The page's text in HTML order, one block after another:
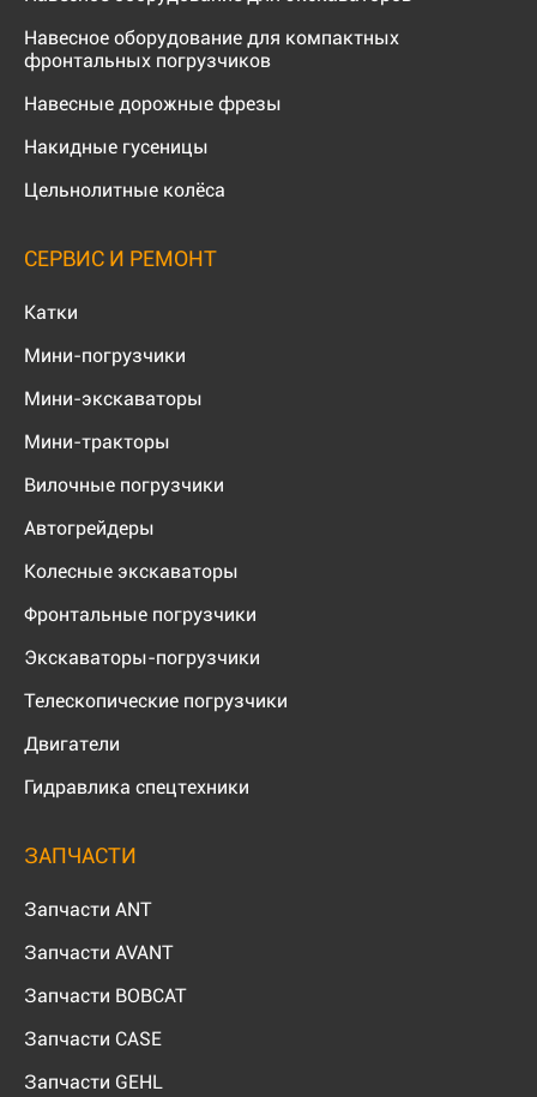
Навесное оборудование для компактных
фронтальных погрузчиков
Навесные дорожные фрезы
Накидные гусеницы
Цельнолитные колёса
СЕРВИС И РЕМОНТ
Катки
Мини-погрузчики
Мини-экскаваторы
Мини-тракторы
Вилочные погрузчики
Автогрейдеры
Колесные экскаваторы
Фронтальные погрузчики
Экскаваторы-погрузчики
Телескопические погрузчики
Двигатели
Гидравлика спецтехники
ЗАПЧАСТИ
Запчасти ANT
Запчасти AVANT
Запчасти BOBCAT
Запчасти CASE
Запчасти GEHL